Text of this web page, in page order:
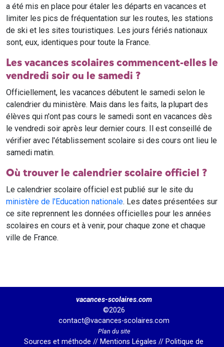
a été mis en place pour étaler les départs en vacances et
limiter les pics de fréquentation sur les routes, les stations
de ski et les sites touristiques. Les jours fériés nationaux
sont, eux, identiques pour toute la France.
Les vacances scolaires commencent-elles le
vendredi soir ou le samedi ?
Officiellement, les vacances débutent le samedi selon le
calendrier du ministère. Mais dans les faits, la plupart des
élèves qui n'ont pas cours le samedi sont en vacances dès
le vendredi soir après leur dernier cours. Il est conseillé de
vérifier avec l'établissement scolaire si des cours ont lieu le
samedi matin.
Où trouver le calendrier scolaire officiel ?
Le calendrier scolaire officiel est publié sur le site du
ministère de l'Education nationale. Les dates présentées sur
ce site reprennent les données officielles pour les années
scolaires en cours et à venir, pour chaque zone et chaque
ville de France.
vacances-scolaires.com
©2026
contact@vacances-scolaires.com
Plan du site
Sources et méthode // Mentions Légales // Politique de